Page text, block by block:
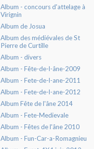
Album - concours d'attelage à
Virignin
Album de Josua
Album des médiévales de St
Pierre de Curtille
Album - divers
Album - Fête-de-l-âne-2009
Album - Fete-de-l-ane-2011
Album - Fete-de-l-ane-2012
Album Fête de l'âne 2014
Album - Fete-Medievale
Album - Fêtes de l'âne 2010
Album - Fun-Car-a-Romagnieu